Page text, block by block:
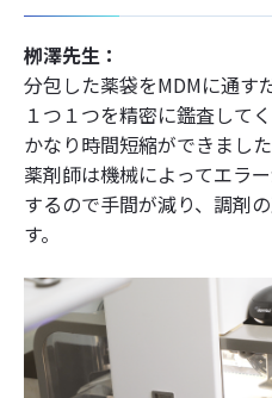
栁澤先生：
分包した薬袋をMDMに通す
１つ１つを精密に鑑査して
かなり時間短縮ができました
薬剤師は機械によってエラ
するので手間が減り、調剤
す。